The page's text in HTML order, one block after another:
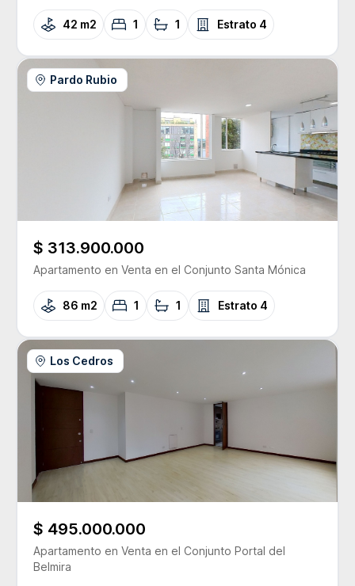
42 m2 1 1 Estrato 4
Pardo Rubio
$ 313.900.000
Apartamento en Venta en el Conjunto Santa Mónica
86 m2 1 1 Estrato 4
Los Cedros
$ 495.000.000
Apartamento en Venta en el Conjunto Portal del
Belmira